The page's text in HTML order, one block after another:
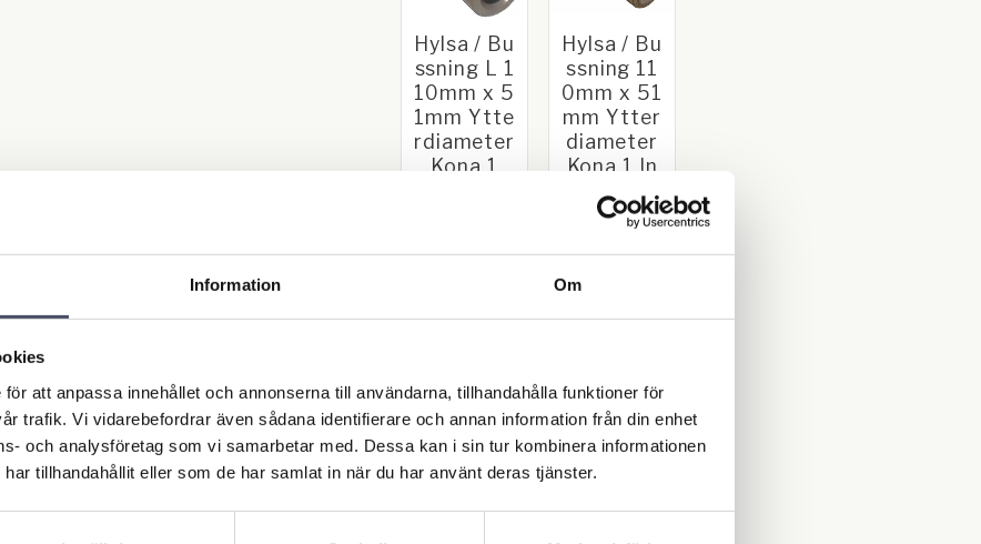
Information Om
att anpassa innehållet och annonserna till användarna, tillhandahålla funktioner för
trafik. Vi vidarebefordrar även sådana identifierare och annan information från din enhet
och analysföretag som vi samarbetar med. Dessa kan i sin tur kombinera informationen
tillhandahållit eller som de har samlat in när du har använt deras tjänster.
Hylsa / Bu
ssning L 1
10mm x 5
1mm Ytte
rdiameter
Kona 1
105,00
Hylsa / Bu
ssning 11
0mm x 51
mm Ytter
diameter
Kona 1 In
ga spår
Kona 1. L
110mm x 51mm
109,00